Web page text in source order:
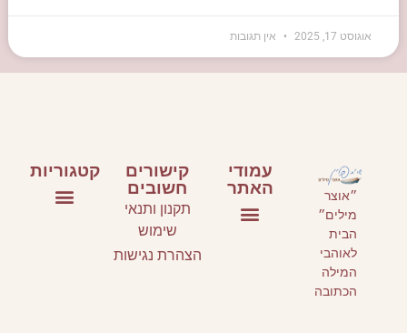
אוגוסט 17, 2025 אין תגובות
״אוצר
מילים״
הבית
לאוהבי
המילה
הכתובה
עמודי
האתר
קישורים
חשובים
תקנון ותנאי
שימוש
הצהרת נגישות
קטגוריות